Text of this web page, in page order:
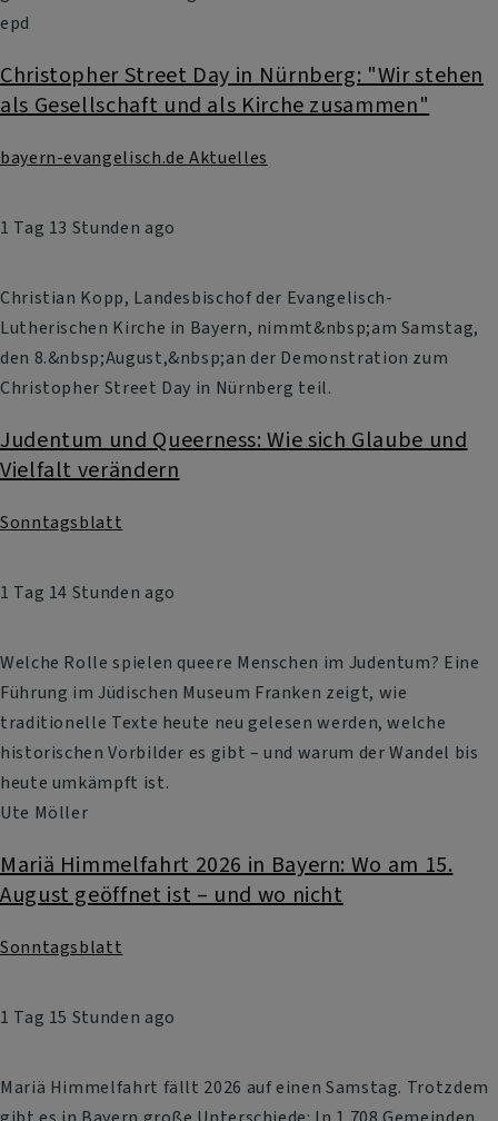
epd
Christopher Street Day in Nürnberg: "Wir stehen
als Gesellschaft und als Kirche zusammen"
bayern-evangelisch.de Aktuelles
1 Tag 13 Stunden ago
Christian Kopp, Landesbischof der Evangelisch-
Lutherischen Kirche in Bayern, nimmt&nbsp;am Samstag,
den 8.&nbsp;August,&nbsp;an der Demonstration zum
Christopher Street Day in Nürnberg teil.
Judentum und Queerness: Wie sich Glaube und
Vielfalt verändern
Sonntagsblatt
1 Tag 14 Stunden ago
Welche Rolle spielen queere Menschen im Judentum? Eine
Führung im Jüdischen Museum Franken zeigt, wie
traditionelle Texte heute neu gelesen werden, welche
historischen Vorbilder es gibt – und warum der Wandel bis
heute umkämpft ist.
Ute Möller
Mariä Himmelfahrt 2026 in Bayern: Wo am 15.
August geöffnet ist – und wo nicht
Sonntagsblatt
1 Tag 15 Stunden ago
Mariä Himmelfahrt fällt 2026 auf einen Samstag. Trotzdem